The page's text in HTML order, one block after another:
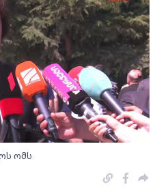
ომს